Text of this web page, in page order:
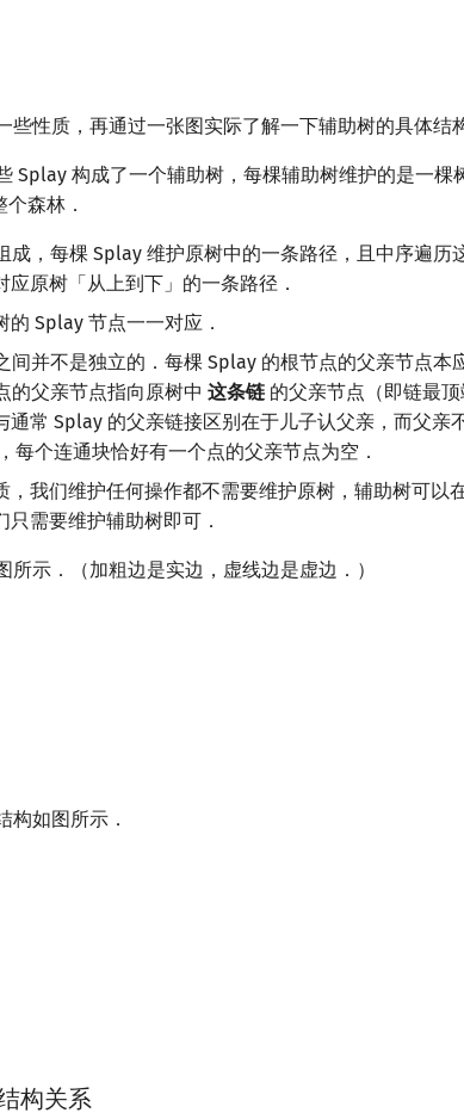
些性质，再通过一张图实际了解一下辅助树的具体结
Splay 构成了一个辅助树，每棵辅助树维护的是一棵
森林．
成，每棵 Splay 维护原树中的一条路径，且中序遍历
应原树「从上到下」的一条路径．
Splay 节点一一对应．
间并不是独立的．每棵 Splay 的根节点的父亲节点本
的父亲节点指向原树中 这条链 的父亲节点（即链最
通常 Splay 的父亲链接区别在于儿子认父亲，而父亲
每个连通块恰好有一个点的父亲节点为空．
，我们维护任何操作都不需要维护原树，辅助树可以
需要维护辅助树即可．
示．（加粗边是实边，虚线边是虚边．）
构如图所示．
构关系